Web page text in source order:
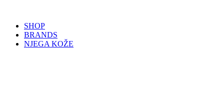
SHOP
BRANDS
NJEGA KOŽE